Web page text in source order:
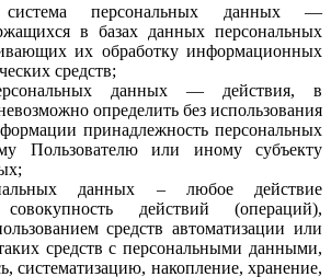
система персональных данных —
в базах данных персональных
их обработку информационных
средств;
данных — действия, в
определить без использования
принадлежность персональных
Пользователю или иному субъекту
данных – любое действие
действий (операций),
средств автоматизации или
средств с персональными данными,
систематизацию, накопление, хранение,